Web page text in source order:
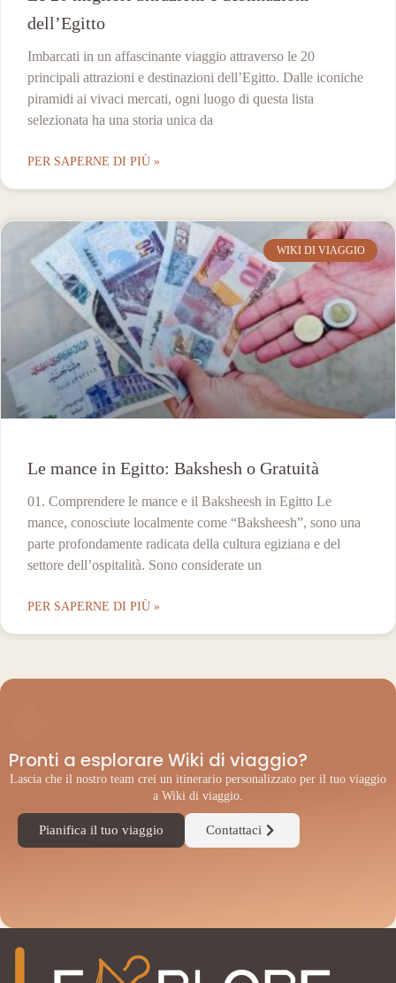
dell’Egitto
Imbarcati in un affascinante viaggio attraverso le 20
principali attrazioni e destinazioni dell’Egitto. Dalle iconiche
piramidi ai vivaci mercati, ogni luogo di questa lista
selezionata ha una storia unica da
PER SAPERNE DI PIÙ »
WIKI DI VIAGGIO
Le mance in Egitto: Bakshesh o Gratuità
01. Comprendere le mance e il Baksheesh in Egitto Le
mance, conosciute localmente come “Baksheesh”, sono una
parte profondamente radicata della cultura egiziana e del
settore dell’ospitalità. Sono considerate un
PER SAPERNE DI PIÙ »
Pronti a esplorare Wiki di viaggio?
Lascia che il nostro team crei un itinerario personalizzato per il tuo viaggio
a Wiki di viaggio.
Pianifica il tuo viaggio Contattaci